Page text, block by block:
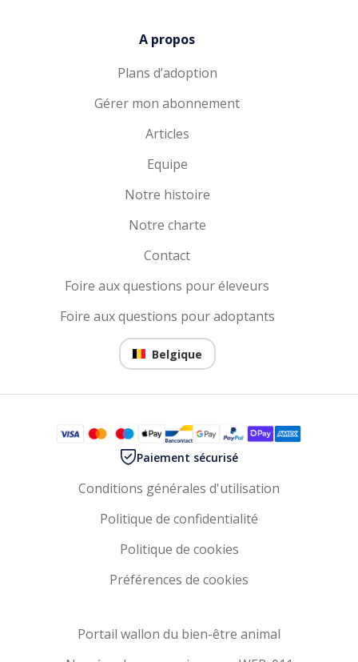
A propos
Plans d’adoption
Gérer mon abonnement
Articles
Equipe
Notre histoire
Notre charte
Contact
Foire aux questions pour éleveurs
Foire aux questions pour adoptants
Belgique
Paiement sécurisé
Conditions générales d'utilisation
Politique de confidentialité
Politique de cookies
Préférences de cookies
Portail wallon du bien-être animal